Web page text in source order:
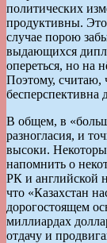
политических
продуктивны. Это
случае порою
выдающихся
опереться, но на
Поэтому, считаю,
бесперспективна
В общем, в
разногласия, и
высоки.
напомнить о
РК и английской
что «Казахстан
дорогостоящем
миллиардах
отдачу и